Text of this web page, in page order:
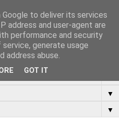
▼
▼
to deliver its services
address and user-agent are
performance and security
generate usage
address abuse.
GOT IT